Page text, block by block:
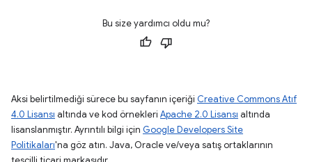
Bu size yardımcı oldu mu?
Aksi belirtilmediği sürece bu sayfanın içeriği Creative Commons Atıf
4.0 Lisansı altında ve kod örnekleri Apache 2.0 Lisansı altında
lisanslanmıştır. Ayrıntılı bilgi için Google Developers Site
Politikaları'na göz atın. Java, Oracle ve/veya satış ortaklarının